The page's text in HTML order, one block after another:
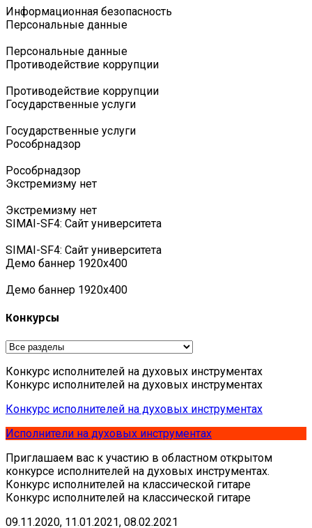
Информационная безопасность
Персональные данные
Персональные данные
Противодействие коррупции
Противодействие коррупции
Государственные услуги
Государственные услуги
Роcобрнадзор
Роcобрнадзор
Экстремизму нет
Экстремизму нет
SIMAI-SF4: Сайт университета
SIMAI-SF4: Сайт университета
Демо баннер 1920х400
Демо баннер 1920х400
Конкурсы
Конкурс исполнителей на духовых инструментах
Конкурс исполнителей на духовых инструментах
Конкурс исполнителей на духовых инструментах
Исполнители на духовых инструментах
Приглашаем вас к участию в областном открытом
конкурсе исполнителей на духовых инструментах.
Конкурс исполнителей на классической гитаре
Конкурс исполнителей на классической гитаре
09.11.2020, 11.01.2021, 08.02.2021